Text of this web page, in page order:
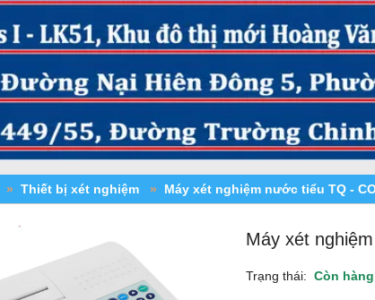
» Thiết bị xét nghiệm » Máy xét nghiệm nước tiểu TQ -
Máy xét
Trạng thái: Còn hàng